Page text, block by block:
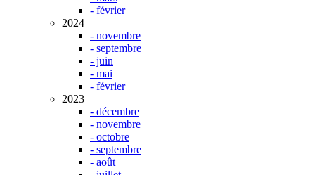
- février
2024
- novembre
- septembre
- juin
- mai
- février
2023
- décembre
- novembre
- octobre
- septembre
- août